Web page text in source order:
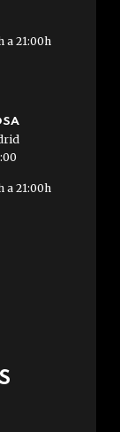
a 21:00h
a 21:00h